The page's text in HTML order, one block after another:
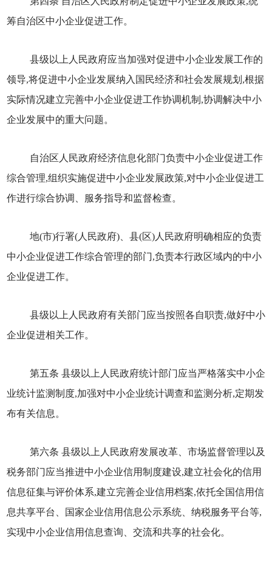
筹自治区中小企业促进工作。
县级以上人民政府应当加强对促进中小企业发展工作的
领导,将促进中小企业发展纳入国民经济和社会发展规划,根据
实际情况建立完善中小企业促进工作协调机制,协调解决中小
企业发展中的重大问题。
自治区人民政府经济信息化部门负责中小企业促进工作
综合管理,组织实施促进中小企业发展政策,对中小企业促进工
作进行综合协调、服务指导和监督检查。
地(市)行署(人民政府)、县(区)人民政府明确相应的负责
中小企业促进工作综合管理的部门,负责本行政区域内的中小
企业促进工作。
县级以上人民政府有关部门应当按照各自职责,做好中小
企业促进相关工作。
第五条 县级以上人民政府统计部门应当严格落实中小企
业统计监测制度,加强对中小企业统计调查和监测分析,定期发
布有关信息。
第六条 县级以上人民政府发展改革、市场监督管理以及
税务部门应当推进中小企业信用制度建设,建立社会化的信用
信息征集与评价体系,建立完善企业信用档案,依托全国信用信
息共享平台、国家企业信用信息公示系统、纳税服务平台等,
实现中小企业信用信息查询、交流和共享的社会化。